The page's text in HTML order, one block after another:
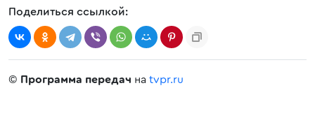
Поделиться ссылкой:
© Программа передач на tvpr.ru